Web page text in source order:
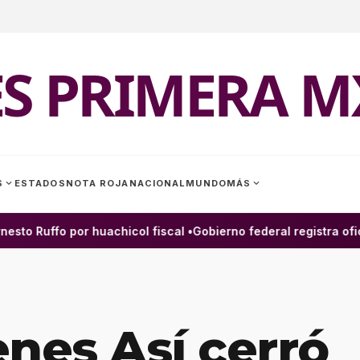
PRIMERA
expand_more ESTADOS NOTA ROJA NACIONAL MUNDOMÁS expand_more
Ruffo por huachicol fiscal •Gobierno federal registra